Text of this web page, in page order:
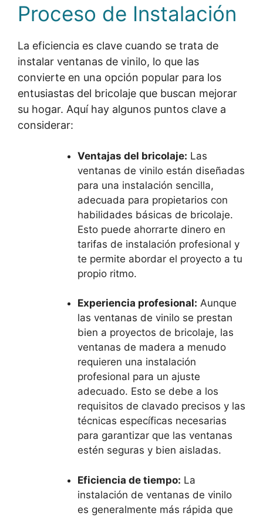
Proceso de Instalación
La eficiencia es clave cuando se trata de
instalar ventanas de vinilo, lo que las
convierte en una opción popular para los
entusiastas del bricolaje que buscan mejorar
su hogar. Aquí hay algunos puntos clave a
considerar:
Ventajas del bricolaje: Las
ventanas de vinilo están diseñadas
para una instalación sencilla,
adecuada para propietarios con
habilidades básicas de bricolaje.
Esto puede ahorrarte dinero en
tarifas de instalación profesional y
te permite abordar el proyecto a tu
propio ritmo.
Experiencia profesional: Aunque
las ventanas de vinilo se prestan
bien a proyectos de bricolaje, las
ventanas de madera a menudo
requieren una instalación
profesional para un ajuste
adecuado. Esto se debe a los
requisitos de clavado precisos y las
técnicas específicas necesarias
para garantizar que las ventanas
estén seguras y bien aisladas.
Eficiencia de tiempo: La
instalación de ventanas de vinilo
es generalmente más rápida que